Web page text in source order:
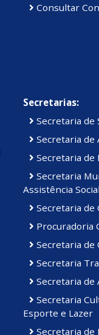
Consultar
Secretarias:
Secretaria de
Secretaria de
Secretaria de
Secretaria
Assistência Social
Secretaria de
Procuradoria
Secretaria de
Secretaria
Secretaria de
Secretaria
Esporte e Lazer
Secretaria de